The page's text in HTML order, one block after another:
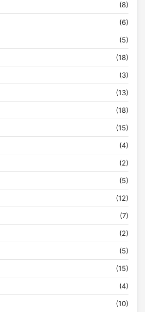
(8)
(6)
(5)
(18)
(3)
(13)
(18)
(15)
(4)
(2)
(5)
(12)
(7)
(2)
(5)
(15)
(4)
(10)